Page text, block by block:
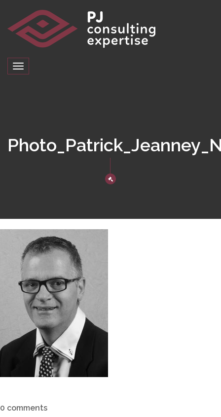
Toggle
navigation
0 comments